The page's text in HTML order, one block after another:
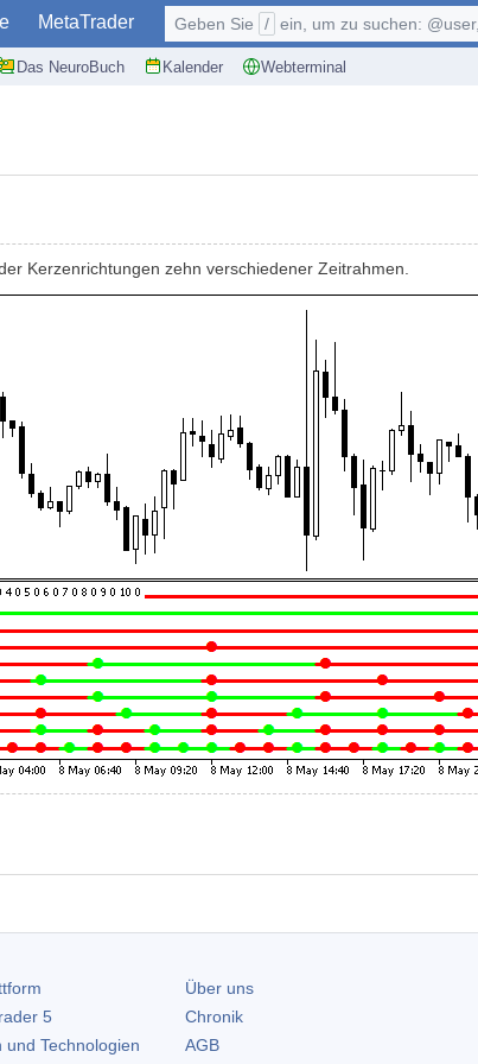
MetaTrader
Das NeuroBuch Kalender Webterminal
Geben Sie / ein, um zu suchen: @user, $symbol, ...
Kerzenrichtungen zehn verschiedener Zeitrahmen.
5
Technologien
Über uns
Chronik
AGB